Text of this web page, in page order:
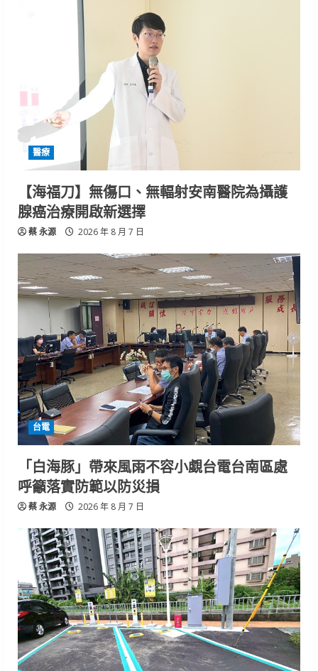
醫療
【海福刀】無傷口、無輻射安南醫院為攝護
腺癌治療開啟新選擇
蔡 永源 2026 年 8 月 7 日
台電
「白海豚」帶來風雨不容小覷台電台南區處
呼籲落實防範以防災損
蔡 永源 2026 年 8 月 7 日